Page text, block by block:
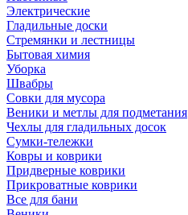
Электрические
Гладильные доски
Стремянки и лестницы
Бытовая химия
Уборка
Швабры
Совки для мусора
Веники и метлы для подметания
Чехлы для гладильных досок
Сумки-тележки
Ковры и коврики
Придверные коврики
Прикроватные коврики
Все для бани